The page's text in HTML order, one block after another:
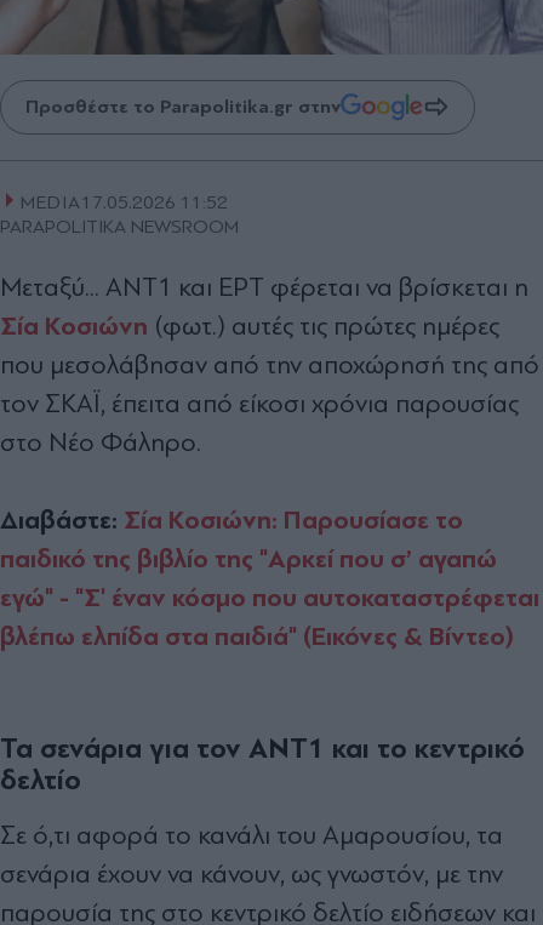
Προσθέστε το Parapolitika.gr στην
MEDIA17.05.2026 11:52
PARAPOLITIKA NEWSROOM
Μεταξύ... ΑΝΤ1 και ΕΡΤ φέρεται να βρίσκεται η
Σία Κοσιώνη (φωτ.) αυτές τις πρώτες ηµέρες
που µεσολάβησαν από την αποχώρησή της από
τον ΣΚΑΪ, έπειτα από είκοσι χρόνια παρουσίας
στο Νέο Φάληρο.
Διαβάστε: Σία Κοσιώνη: Παρουσίασε το
παιδικό της βιβλίο της "Αρκεί που σ’ αγαπώ
εγώ" - "Σ' έναν κόσμο που αυτοκαταστρέφεται
βλέπω ελπίδα στα παιδιά" (Εικόνες & Βίντεο)
Τα σενάρια για τον ΑΝΤ1 και το κεντρικό
δελτίο
Σε ό,τι αφορά το κανάλι του Αµαρουσίου, τα
σενάρια έχουν να κάνουν, ως γνωστόν, µε την
παρουσία της στο κεντρικό δελτίο ειδήσεων και